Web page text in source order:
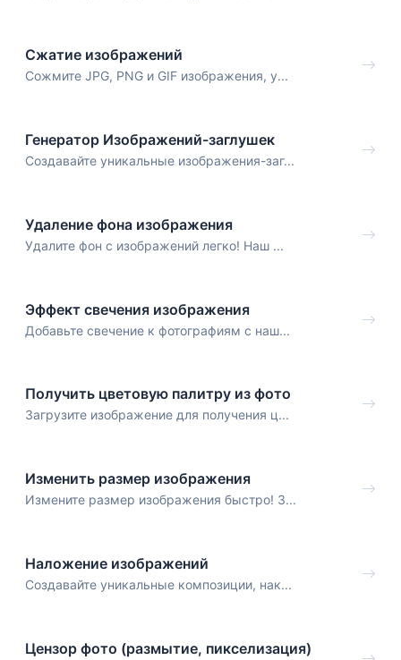
Сжатие изображений
Сожмите JPG, PNG и GIF изображения, у...
Генератор Изображений-заглушек
Создавайте уникальные изображения-заг...
Удаление фона изображения
Удалите фон с изображений легко! Наш ...
Эффект свечения изображения
Добавьте свечение к фотографиям с наш...
Получить цветовую палитру из фото
Загрузите изображение для получения ц...
Изменить размер изображения
Измените размер изображения быстро! З...
Наложение изображений
Создавайте уникальные композиции, нак...
Цензор фото (размытие, пикселизация)